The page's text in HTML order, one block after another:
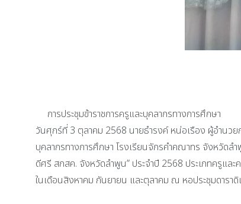
การประชุมข้าราชการครูและบุคลากรทางการศึกษา
วันศุกร์ที่ 3 ตุลาคม 2568 นายธำรงค์ หน่อเรือง ผู้อำนวย
บุคลากรทางการศึกษา โรงเรียนจักรคำคณาทร จังหวัด
ดีศรี สกสค. จังหวัดลำพูน” ประจำปี 2568 ประเภทครูแ
ในเดือนสิงหาคม กันยายน และตุลาคม ณ หอประชุมดารา